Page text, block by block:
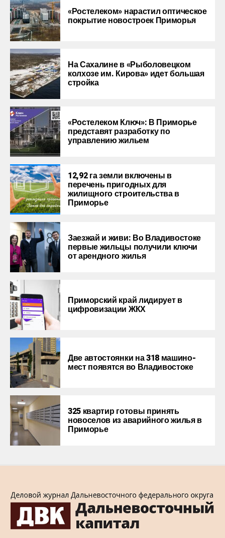
«Ростелеком» нарастил оптическое
покрытие новостроек Приморья
На Сахалине в «Рыболовецком
колхозе им. Кирова» идет большая
стройка
«Ростелеком Ключ»: В Приморье
представят разработку по
управлению жильем
12,92 га земли включены в
перечень пригодных для
жилищного строительства в
Приморье
Заезжай и живи: Во Владивостоке
первые жильцы получили ключи
от арендного жилья
Приморский край лидирует в
цифровизации ЖКХ
Две автостоянки на 318 машино-
мест появятся во Владивостоке
325 квартир готовы принять
новоселов из аварийного жилья в
Приморье